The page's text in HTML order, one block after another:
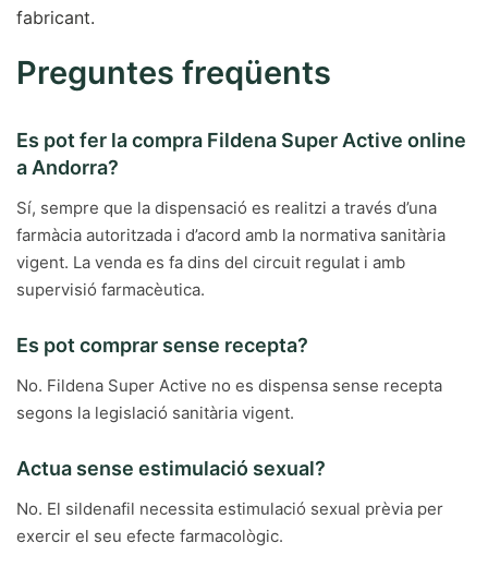
fabricant.
Preguntes freqüents
Es pot fer la compra Fildena Super Active online
a Andorra?
Sí, sempre que la dispensació es realitzi a través d’una
farmàcia autoritzada i d’acord amb la normativa sanitària
vigent. La venda es fa dins del circuit regulat i amb
supervisió farmacèutica.
Es pot comprar sense recepta?
No. Fildena Super Active no es dispensa sense recepta
segons la legislació sanitària vigent.
Actua sense estimulació sexual?
No. El sildenafil necessita estimulació sexual prèvia per
exercir el seu efecte farmacològic.